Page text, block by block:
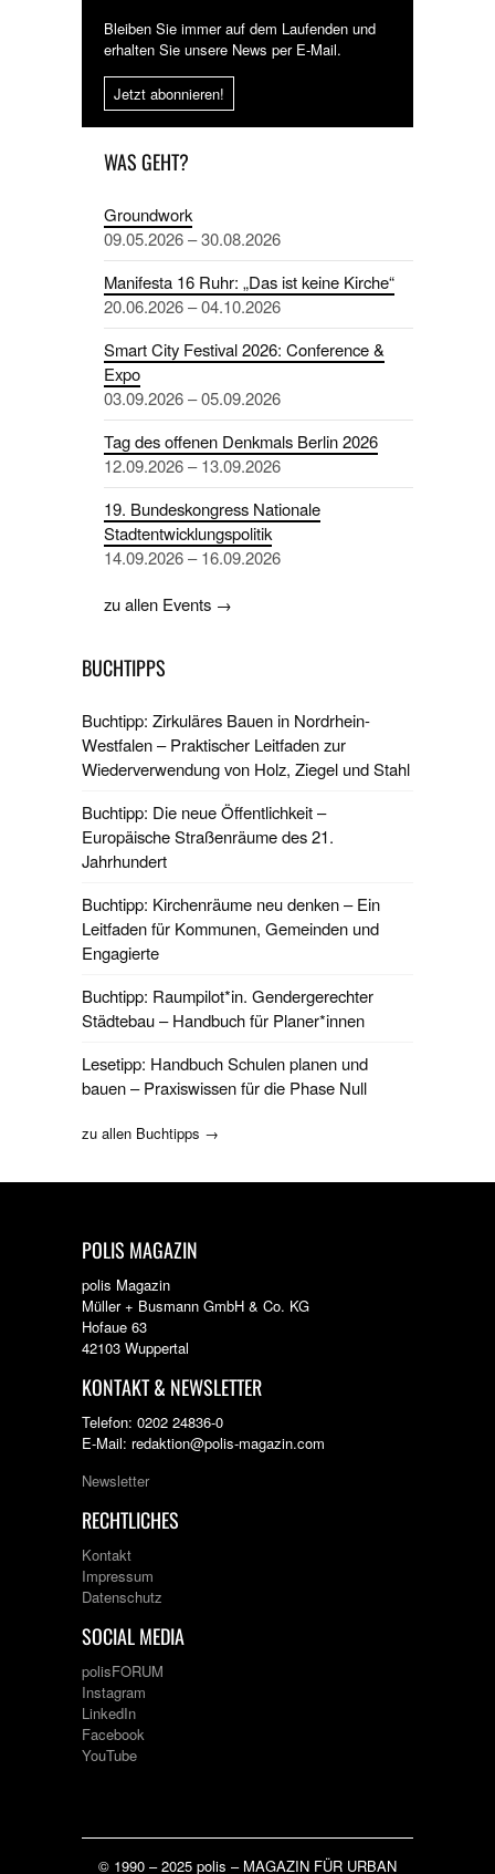
Bleiben Sie immer auf dem Laufenden und
erhalten Sie unsere News per E-Mail.
Jetzt abonnieren!
WAS GEHT?
Groundwork
09.05.2026 – 30.08.2026
Manifesta 16 Ruhr: „Das ist keine Kirche“
20.06.2026 – 04.10.2026
Smart City Festival 2026: Conference &
Expo
03.09.2026 – 05.09.2026
Tag des offenen Denkmals Berlin 2026
12.09.2026 – 13.09.2026
19. Bundeskongress Nationale
Stadtentwicklungspolitik
14.09.2026 – 16.09.2026
zu allen Events →
BUCHTIPPS
Buchtipp: Zirkuläres Bauen in Nordrhein-
Westfalen – Praktischer Leitfaden zur
Wiederverwendung von Holz, Ziegel und Stahl
Buchtipp: Die neue Öffentlichkeit –
Europäische Straßenräume des 21.
Jahrhundert
Buchtipp: Kirchenräume neu denken – Ein
Leitfaden für Kommunen, Gemeinden und
Engagierte
Buchtipp: Raumpilot*in. Gendergerechter
Städtebau – Handbuch für Planer*innen
Lesetipp: Handbuch Schulen planen und
bauen – Praxiswissen für die Phase Null
zu allen Buchtipps →
POLIS MAGAZIN
polis Magazin
Müller + Busmann GmbH & Co. KG
Hofaue 63
42103 Wuppertal
KONTAKT & NEWSLETTER
Telefon: 0202 24836-0
E-Mail: redaktion@polis-magazin.com
Newsletter
RECHTLICHES
Kontakt
Impressum
Datenschutz
SOCIAL MEDIA
polisFORUM
Instagram
LinkedIn
Facebook
YouTube
© 1990 – 2025 polis – MAGAZIN FÜR URBAN